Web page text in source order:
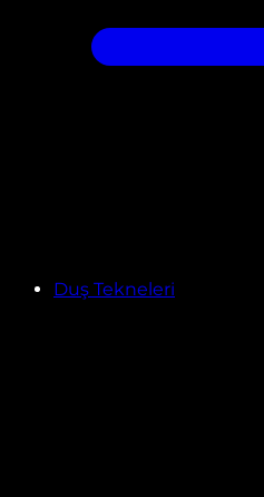
Duş Tekneleri